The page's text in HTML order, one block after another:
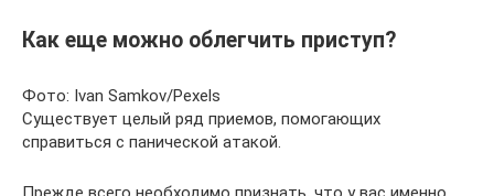
Как еще можно облегчить приступ?
Фото: Ivan Samkov/Pexels
Существует целый ряд приемов, помогающих
справиться с панической атакой.